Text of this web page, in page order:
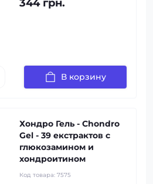
344 грн.
В корзину
Хондро Гель - Chondro
Gel - 39 екстрактов с
глюкозамином и
хондроитином
Код товара: 7575